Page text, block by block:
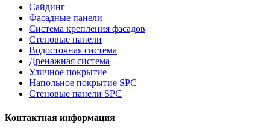
Сайдинг
Фасадные панели
Система крепления фасадов
Стеновые панели
Водосточная система
Дренажная система
Уличное покрытие
Напольное покрытие SPC
Стеновые панели SPC
Контактная информация